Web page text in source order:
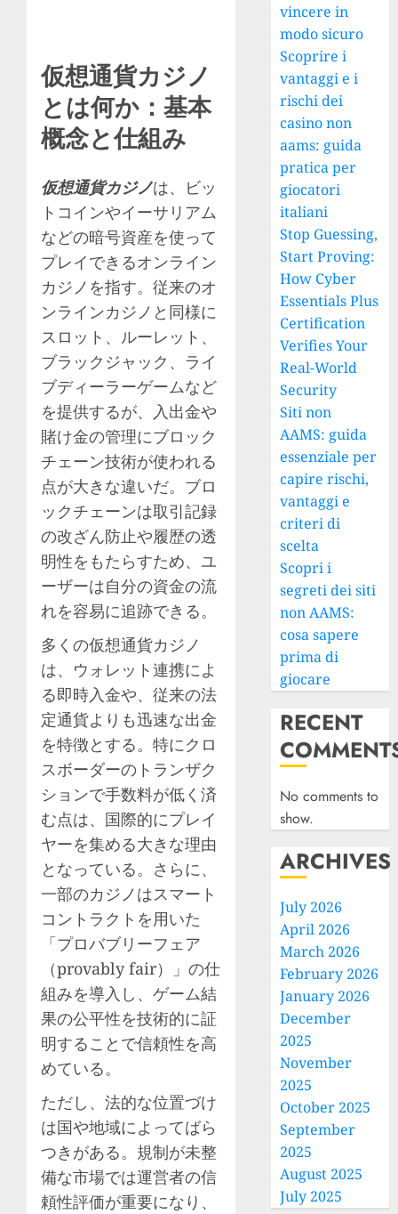
仮想通貨カジノ
とは何か：基本
概念と仕組み
仮想通貨カジノは、ビッ
トコインやイーサリアム
などの暗号資産を使って
プレイできるオンライン
カジノを指す。従来のオ
ンラインカジノと同様に
スロット、ルーレット、
ブラックジャック、ライ
ブディーラーゲームなど
を提供するが、入出金や
賭け金の管理にブロック
チェーン技術が使われる
点が大きな違いだ。ブロ
ックチェーンは取引記録
の改ざん防止や履歴の透
明性をもたらすため、ユ
ーザーは自分の資金の流
れを容易に追跡できる。
多くの仮想通貨カジノ
は、ウォレット連携によ
る即時入金や、従来の法
定通貨よりも迅速な出金
を特徴とする。特にクロ
スボーダーのトランザク
ションで手数料が低く済
む点は、国際的にプレイ
ヤーを集める大きな理由
となっている。さらに、
一部のカジノはスマート
コントラクトを用いた
「プロバブリーフェア
（provably fair）」の仕
組みを導入し、ゲーム結
果の公平性を技術的に証
明することで信頼性を高
めている。
ただし、法的な位置づけ
は国や地域によってばら
つきがある。規制が未整
備な市場では運営者の信
頼性評価が重要になり、
vincere in
modo sicuro
Scoprire i
vantaggi e i
rischi dei
casino non
aams: guida
pratica per
giocatori
italiani
Stop Guessing,
Start Proving:
How Cyber
Essentials Plus
Certification
Verifies Your
Real-World
Security
Siti non
AAMS: guida
essenziale per
capire rischi,
vantaggi e
criteri di
scelta
Scopri i
segreti dei siti
non AAMS:
cosa sapere
prima di
giocare
RECENT
No comments to
show.
ARCHIVES
July 2026
April 2026
March 2026
February 2026
January 2026
December
2025
November
2025
October 2025
September
2025
August 2025
July 2025